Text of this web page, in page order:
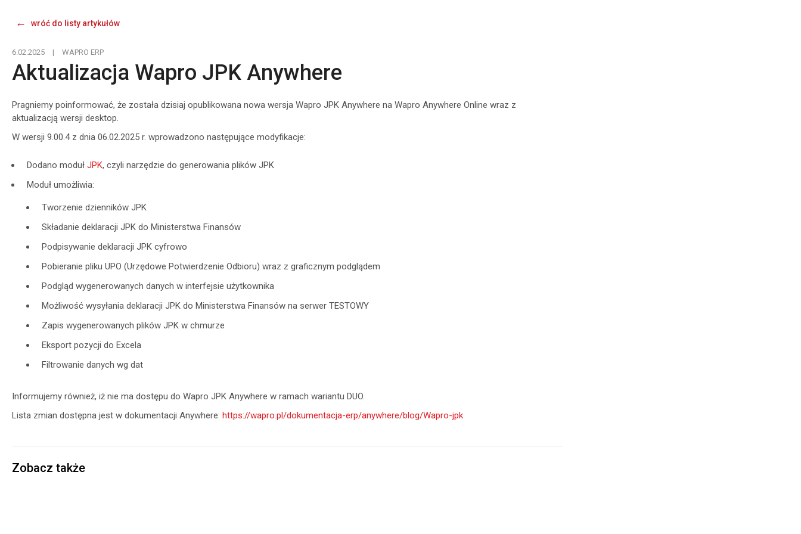
wróć do listy artykułów
6.02.2025 | WAPRO ERP
Aktualizacja Wapro JPK Anywhere
Pragniemy poinformować, że została dzisiaj opublikowana nowa wersja Wapro JPK Anywhere na Wapro Anywhere Online wraz z
aktualizacją wersji desktop.
W wersji 9.00.4 z dnia 06.02.2025 r. wprowadzono następujące modyfikacje:
Dodano moduł JPK, czyli narzędzie do generowania plików JPK
Moduł umożliwia:
Tworzenie dzienników JPK
Składanie deklaracji JPK do Ministerstwa Finansów
Podpisywanie deklaracji JPK cyfrowo
Pobieranie pliku UPO (Urzędowe Potwierdzenie Odbioru) wraz z graficznym podglądem
Podgląd wygenerowanych danych w interfejsie użytkownika
Możliwość wysyłania deklaracji JPK do Ministerstwa Finansów na serwer TESTOWY
Zapis wygenerowanych plików JPK w chmurze
Eksport pozycji do Excela
Filtrowanie danych wg dat
Informujemy również, iż nie ma dostępu do Wapro JPK Anywhere w ramach wariantu DUO.
Lista zmian dostępna jest w dokumentacji Anywhere: https://wapro.pl/dokumentacja-erp/anywhere/blog/Wapro-jpk
Zobacz także